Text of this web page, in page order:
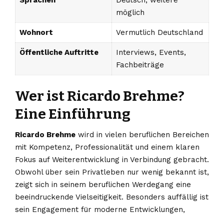
möglich
Wohnort Vermutlich Deutschland
Öffentliche Auftritte
Interviews, Events,
Fachbeiträge
Wer ist Ricardo Brehme?
Eine Einführung
Ricardo Brehme wird in vielen beruflichen Bereichen
mit Kompetenz, Professionalität und einem klaren
Fokus auf Weiterentwicklung in Verbindung gebracht.
Obwohl über sein Privatleben nur wenig bekannt ist,
zeigt sich in seinem beruflichen Werdegang eine
beeindruckende Vielseitigkeit. Besonders auffällig ist
sein Engagement für moderne Entwicklungen,